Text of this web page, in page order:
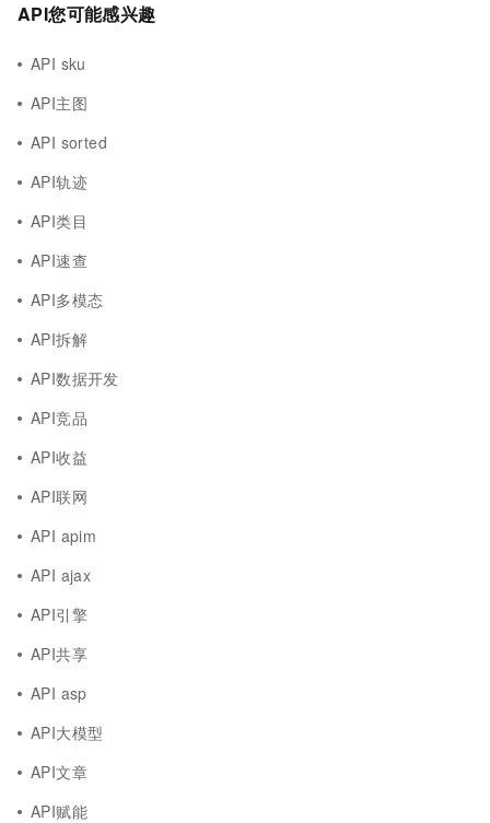
API您可能感兴趣
API sku
API主图
API sorted
API轨迹
API类目
API速查
API多模态
API拆解
API数据开发
API竞品
API收益
API联网
API apim
API ajax
API引擎
API共享
API asp
API大模型
API文章
API赋能